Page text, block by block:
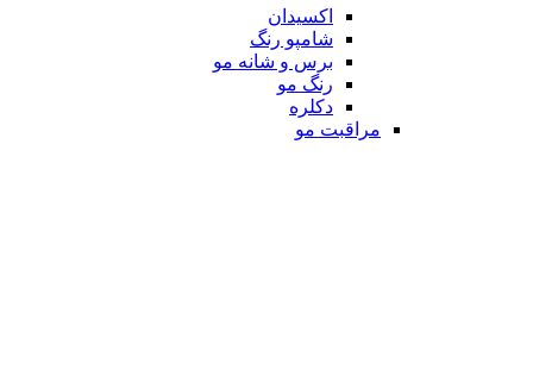
اکسیدان
شامپو رنگ
برس و شانه مو
رنگ مو
دکلره
مراقبت مو